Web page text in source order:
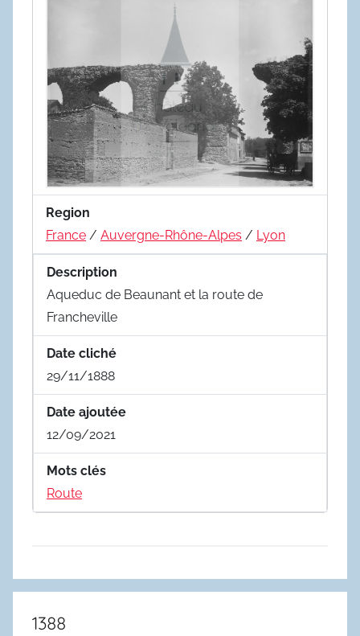
Region
France / Auvergne-Rhône-Alpes / Lyon
Description
Aqueduc de Beaunant et la route de
Francheville
Date cliché
29/11/1888
Date ajoutée
12/09/2021
Mots clés
Route
1388